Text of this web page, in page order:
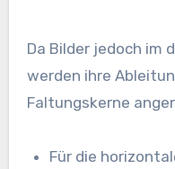
Da Bilder jedoch im
werden ihre
Faltungskerne
Für die